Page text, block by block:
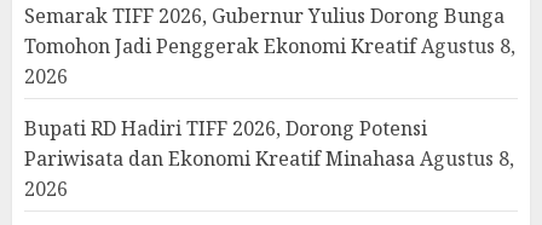
Semarak TIFF 2026, Gubernur Yulius Dorong Bunga
Tomohon Jadi Penggerak Ekonomi KreatifAgustus 8,
2026
Bupati RD Hadiri TIFF 2026, Dorong Potensi
Pariwisata dan Ekonomi Kreatif MinahasaAgustus 8,
2026